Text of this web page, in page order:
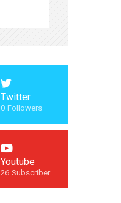
Twitter
0 Followers
Youtube
26 Subscriber